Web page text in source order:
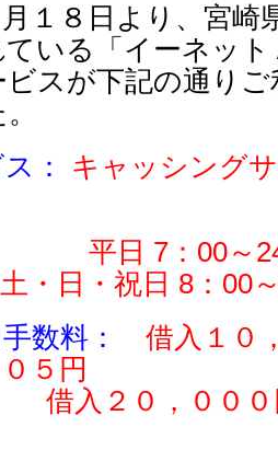
１８日より、宮崎
ている「イーネッ
ビスが下記の通り
：
キャッシング
： 平日 7：00～
日 8：00～
手数料： 借入１０
円
，０００円